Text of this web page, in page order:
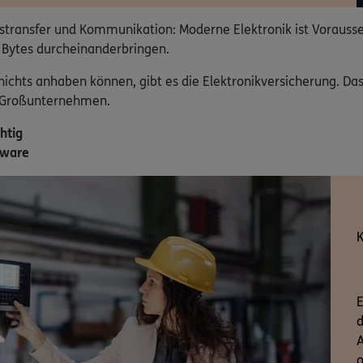
und Kommunikation: Moderne Elektronik ist
durcheinanderbringen.
anhaben können, gibt es die Elektronikversicherung.